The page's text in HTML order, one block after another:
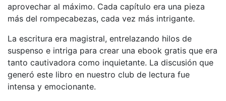
aprovechar al máximo. Cada capítulo era una pieza
más del rompecabezas, cada vez más intrigante.
La escritura era magistral, entrelazando hilos de
suspenso e intriga para crear una ebook gratis que era
tanto cautivadora como inquietante. La discusión que
generó este libro en nuestro club de lectura fue
intensa y emocionante.